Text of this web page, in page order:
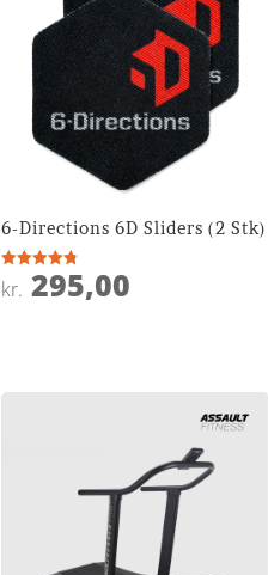
6-Directions 6D Sliders (2 Stk)
Vurderet
4.8
kr. 295,00